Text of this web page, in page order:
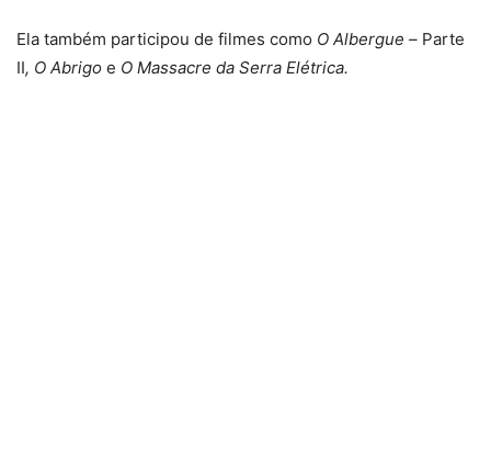
Ela também participou de filmes como O Albergue – Parte
II, O Abrigo e O Massacre da Serra Elétrica.